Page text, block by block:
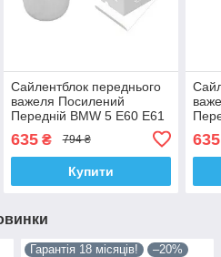
Сайлентблок переднього
важеля Посилений
Передній BMW 5 E60 E61
Внутрішній. Корея
ACSUSS! 36532 , JBU798 ,
635₴ 794 ₴
Купити
635
Гарантія 18 місяців!
–20%